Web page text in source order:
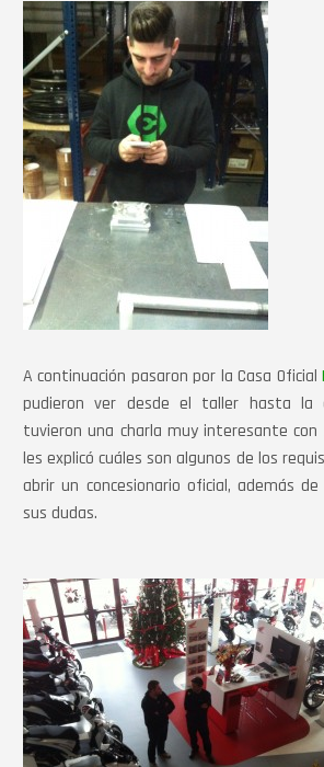
A continuación pasaron por la Casa Oficial
pudieron ver desde el taller hasta la
tuvieron una charla muy interesante
les explicó cuáles son algunos de los
abrir un concesionario oficial, además
sus dudas.